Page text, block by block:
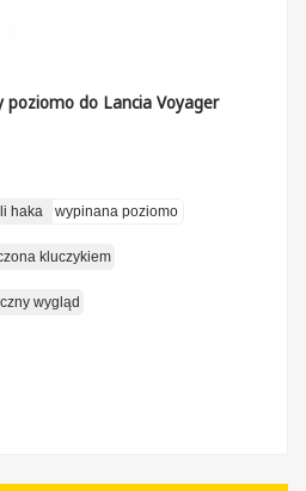
poziomo do Lancia Voyager
haka wypinana poziomo
kluczykiem
wygląd